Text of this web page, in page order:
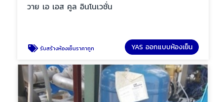
วาย เอ เอส คูล อินโนเวชั่น
รับสร้างห้องเย็นราคาถูก YAS ออกแบบห้องเย็น